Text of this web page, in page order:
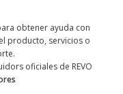
obtener ayuda con
producto, servicios o
oficiales de REVO